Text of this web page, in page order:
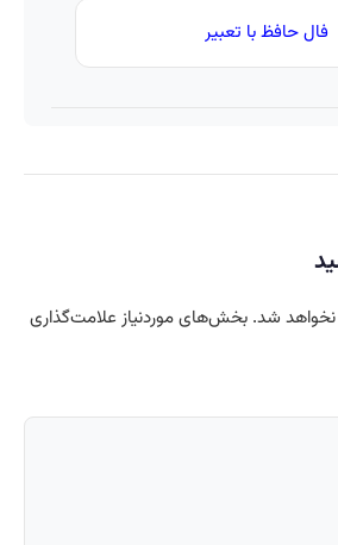
فال حافظ با تعبیر
شد. بخش‌های موردنیاز علامت‌گذاری